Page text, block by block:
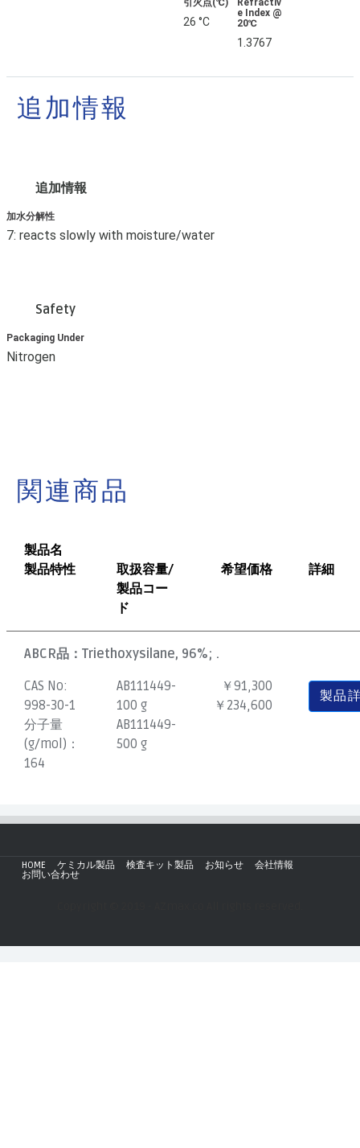
引火点(℃)
26 °C
Refractiv
e Index @
20℃
1.3767
追加情報
追加情報
加水分解性
7: reacts slowly with moisture/water
Safety
Packaging Under
Nitrogen
関連商品
製品名
製品特性
取扱容量/
製品コー
ド
希望価格 詳細
ABCR品：Triethoxysilane, 96%; .
CAS No:
998-30-1
分子量
(g/mol)：
164
AB111449-
100 g
AB111449-
500 g
￥91,300
￥234,600
製品
HOME ケミカル製品 検査キット製品 お知らせ
会社情報
お問い合わせ